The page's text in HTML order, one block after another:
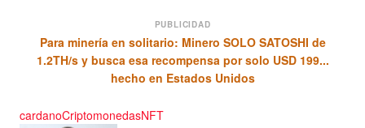
PUBLICIDAD
Para minería en solitario: Minero SOLO SATOSHI de
1.2TH/s y busca esa recompensa por solo USD 199...
hecho en Estados Unidos
cardanoCriptomonedasNFT